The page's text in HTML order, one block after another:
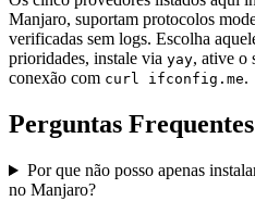
Manjaro, suportam protocolos
verificadas sem logs. Escolha
prioridades, instale via yay, ative o
conexão com curl ifconfig.me.
Perguntas Frequentes
Por que não posso apenas
no Manjaro?